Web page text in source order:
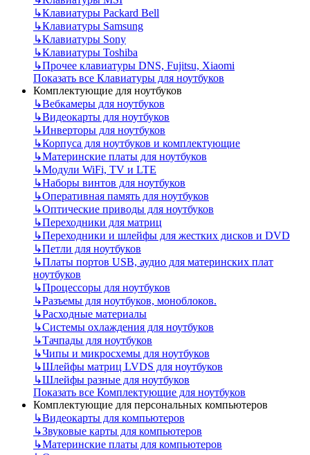
↳Клавиатуры Packard Bell
↳Клавиатуры Samsung
↳Клавиатуры Sony
↳Клавиатуры Toshiba
↳Прочее клавиатуры DNS, Fujitsu, Xiaomi
Показать все Клавиатуры для ноутбуков
Комплектующие для ноутбуков
↳Вебкамеры для ноутбуков
↳Видеокарты для ноутбуков
↳Инверторы для ноутбуков
↳Корпуса для ноутбуков и комплектующие
↳Материнские платы для ноутбуков
↳Модули WiFi, TV и LTE
↳Наборы винтов для ноутбуков
↳Оперативная память для ноутбуков
↳Оптические приводы для ноутбуков
↳Переходники для матриц
↳Переходники и шлейфы для жестких дисков и DVD
↳Петли для ноутбуков
↳Платы портов USB, аудио для материнских плат
ноутбуков
↳Процессоры для ноутбуков
↳Разъемы для ноутбуков, моноблоков.
↳Расходные материалы
↳Системы охлаждения для ноутбуков
↳Тачпады для ноутбуков
↳Чипы и микросхемы для ноутбуков
↳Шлейфы матриц LVDS для ноутбуков
↳Шлейфы разные для ноутбуков
Показать все Комплектующие для ноутбуков
Комплектующие для персональных компьютеров
↳Видеокарты для компьютеров
↳Звуковые карты для компьютеров
↳Материнские платы для компьютеров